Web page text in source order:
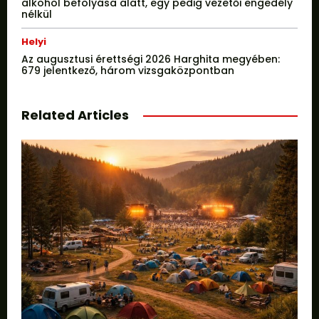
alkohol befolyása alatt, egy pedig vezetői engedély
nélkül
Helyi
Az augusztusi érettségi 2026 Harghita megyében:
679 jelentkező, három vizsgaközpontban
Related Articles